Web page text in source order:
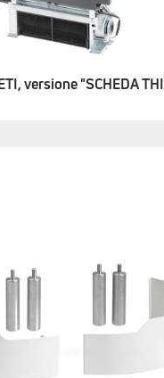
versione "SCHEDA